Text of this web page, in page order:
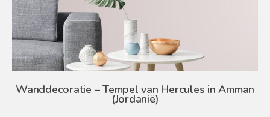
Wanddecoratie – Tempel van Hercules in Amman
(Jordanië)